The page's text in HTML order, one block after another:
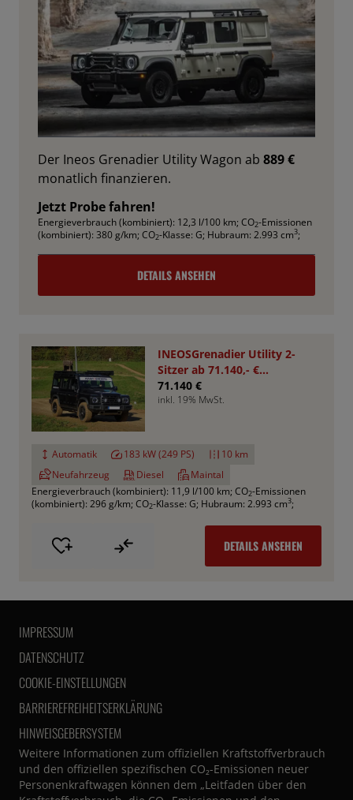
Der Ineos Grenadier Utility Wagon ab 889 €
monatlich finanzieren.
Jetzt Probe fahren!
Energieverbrauch (kombiniert): 12,3 l/100 km; CO2-Emissionen
(kombiniert): 380 g/km; CO2-Klasse: G; Hubraum: 2.993 cm3;
DETAILS ANSEHEN
INEOSGrenadier Utility 2-
Sitzer ab 71.140,- €
*Bestellfahrzeug*
71.140 €
inkl. 19% MwSt.
Automatik 183 kW (249 PS)
10 km
Neufahrzeug
Diesel
Maintal
Energieverbrauch (kombiniert): 11,9 l/100 km; CO2-Emissionen
(kombiniert): 296 g/km; CO2-Klasse: G; Hubraum: 2.993 cm3;
DETAILS ANSEHEN
IMPRESSUM
DATENSCHUTZ
COOKIE-EINSTELLUNGEN
BARRIEREFREIHEITSERKLÄRUNG
HINWEISGEBERSYSTEM
Weitere Informationen zum offiziellen Kraftstoffverbrauch
und den offiziellen spezifischen CO₂-Emissionen neuer
Personenkraftwagen können dem „Leitfaden über den